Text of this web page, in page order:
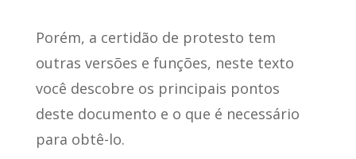
Porém, a certidão de protesto tem
outras versões e funções, neste texto
você descobre os principais pontos
deste documento e o que é necessário
para obtê-lo.